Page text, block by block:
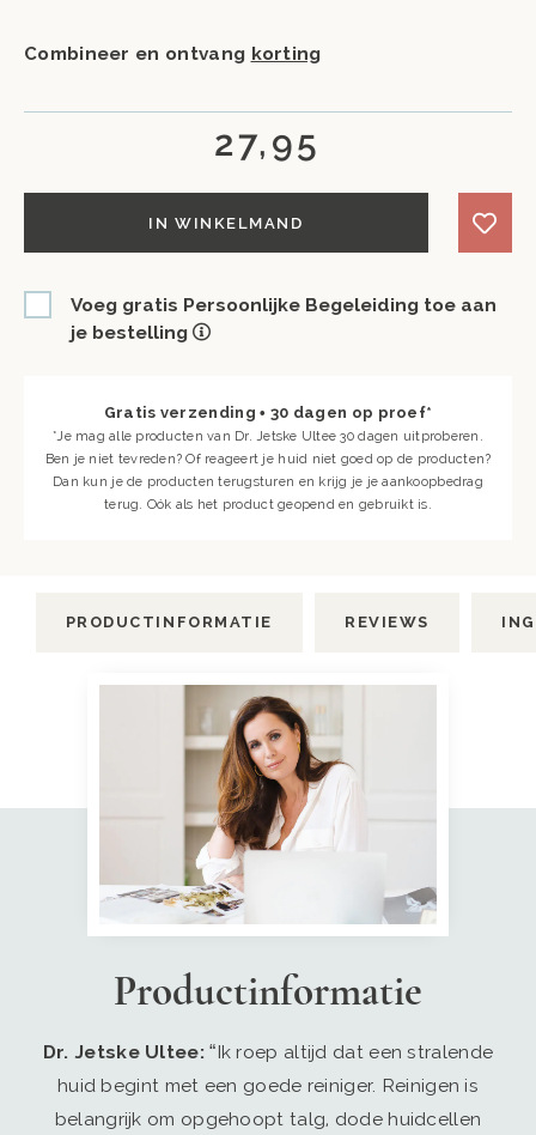
Combineer en ontvang korting
27,95
IN WINKELMAND
Voeg gratis Persoonlijke Begeleiding toe aan
je bestelling
Gratis verzending • 30 dagen op proef*
*Je mag alle producten van Dr. Jetske Ultee 30 dagen uitproberen.
Ben je niet tevreden? Of reageert je huid niet goed op de producten?
Dan kun je de producten terugsturen en krijg je je aankoopbedrag
terug. Oók als het product geopend en gebruikt is.
PRODUCTINFORMATIE REVIEWS
Productinformatie
Dr. Jetske Ultee: “Ik roep altijd dat een stralende
huid begint met een goede reiniger. Reinigen is
belangrijk om opgehoopt talg, dode huidcellen